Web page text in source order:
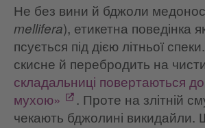
Не без вини й бджоли
mellifera), етикетна поведінка
псується під дією літньої
скисне й перебродить на
складальниці повертаються
мухою»
. Проте на злітній
чекають бджолині викидайли.